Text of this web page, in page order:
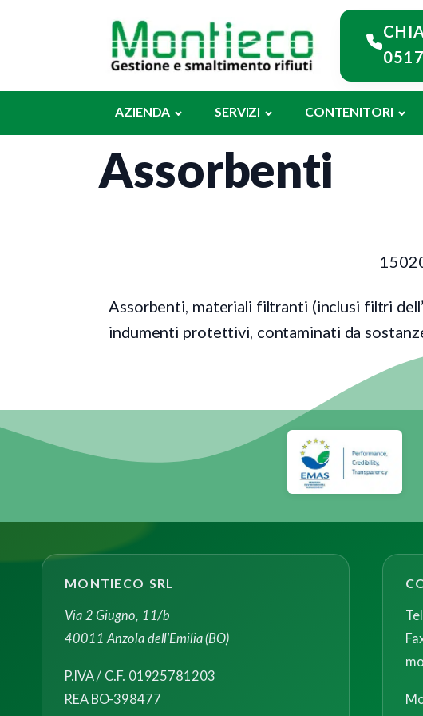
Chiama
AZIENDA SERVIZI CONTENITORI
Assorbenti
Assorbenti, materiali filtranti (inclusi filtri
indumenti protettivi, contaminati da
MONTIECO SRL
Via 2 Giugno, 11/b
40011 Anzola dell'Emilia (BO)
P.IVA / C.F. 01925781203
REA BO-398477